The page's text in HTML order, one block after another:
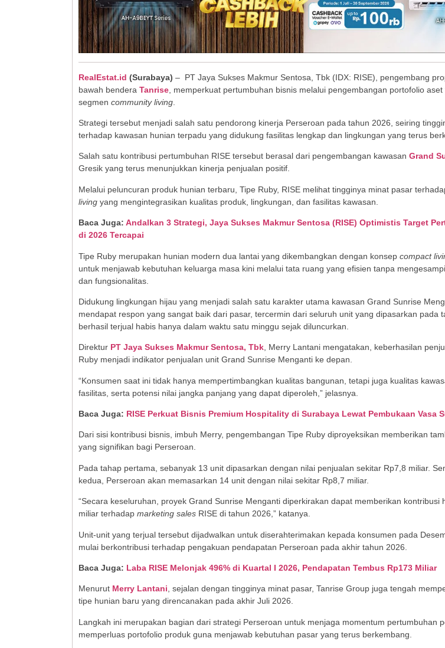
RealEstat.id (Surabaya) – PT Jaya Sukses Makmur Sentosa, Tbk (IDX: RISE), pengembang
bawah bendera Tanrise , memperkuat pertumbuhan bisnis melalui pengembangan portofolio
segmen community living
Strategi tersebut menjadi salah satu pendorong kinerja Perseroan pada tahun 2026, seiring
terhadap kawasan hunian terpadu yang didukung fasilitas lengkap dan lingkungan yang terus
Salah satu kontribusi pertumbuhan RISE tersebut berasal dari pengembangan kawasan Grand
Gresik yang terus menunjukkan kinerja penjualan positif.
Melalui peluncuran produk hunian terbaru, Tipe Ruby, RISE melihat tingginya minat pasar
living yang mengintegrasikan kualitas produk, lingkungan, dan fasilitas kawasan.
Baca Juga: Andalkan 3 Strategi, Jaya Sukses Makmur Sentosa (RISE) Optimistis Target
di 2026 Tercapai
Tipe Ruby merupakan hunian modern dua lantai yang dikembangkan dengan konsep compact
untuk menjawab kebutuhan keluarga masa kini melalui tata ruang yang efisien tanpa
dan fungsionalitas.
Didukung lingkungan hijau yang menjadi salah satu karakter utama kawasan Grand Sunrise
mendapat respon yang sangat baik dari pasar, tercermin dari seluruh unit yang dipasarkan pada
berhasil terjual habis hanya dalam waktu satu minggu sejak diluncurkan.
Direktur PT Jaya Sukses Makmur Sentosa, Tbk, Merry Lantani mengatakan, keberhasilan
Ruby menjadi indikator penjualan unit Grand Sunrise Menganti ke depan.
“Konsumen saat ini tidak hanya mempertimbangkan kualitas bangunan, tetapi juga kualitas
fasilitas, serta potensi nilai jangka panjang yang dapat diperoleh,” jelasnya.
Baca Juga: RISE Perkuat Bisnis Premium Hospitality di Surabaya Lewat Pembukaan Vasa
Dari sisi kontribusi bisnis, imbuh Merry, pengembangan Tipe Ruby diproyeksikan memberikan
yang signifikan bagi Perseroan.
Pada tahap pertama, sebanyak 13 unit dipasarkan dengan nilai penjualan sekitar Rp7,8 miliar.
kedua, Perseroan akan memasarkan 14 unit dengan nilai sekitar Rp8,7 miliar.
“Secara keseluruhan, proyek Grand Sunrise Menganti diperkirakan dapat memberikan kontribusi
miliar terhadap marketing sales RISE di tahun 2026,” katanya.
Unit-unit yang terjual tersebut dijadwalkan untuk diserahterimakan kepada konsumen pada
mulai berkontribusi terhadap pengakuan pendapatan Perseroan pada akhir tahun 2026.
Baca Juga: Laba RISE Melonjak 496% di Kuartal I 2026, Pendapatan Tembus Rp173 Miliar
Menurut Merry Lantani, sejalan dengan tingginya minat pasar, Tanrise Group juga tengah
tipe hunian baru yang direncanakan pada akhir Juli 2026.
Langkah ini merupakan bagian dari strategi Perseroan untuk menjaga momentum pertumbuhan
memperluas portofolio produk guna menjawab kebutuhan pasar yang terus berkembang.